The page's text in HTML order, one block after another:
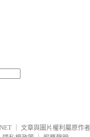
文章與圖片權利屬原作